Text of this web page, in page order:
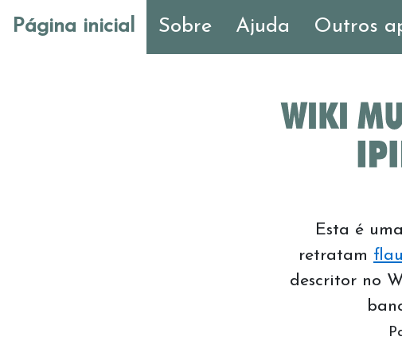
Página inicial Sobre Ajuda Outros
Esta é
retratam
descritor no